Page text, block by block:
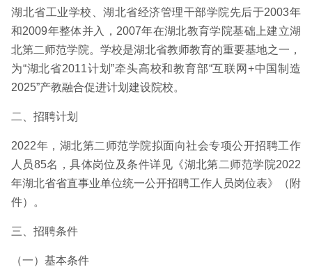
湖北省工业学校、湖北省经济管理干部学院先后于2003年
和2009年整体并入，2007年在湖北教育学院基础上建立湖
北第二师范学院。学校是湖北省教师教育的重要基地之一，
为“湖北省2011计划”牵头高校和教育部“互联网+中国制造
2025”产教融合促进计划建设院校。
二、招聘计划
2022年，湖北第二师范学院拟面向社会专项公开招聘工作
人员85名，具体岗位及条件详见《湖北第二师范学院2022
年湖北省省直事业单位统一公开招聘工作人员岗位表》（附
件）。
三、招聘条件
（一）基本条件